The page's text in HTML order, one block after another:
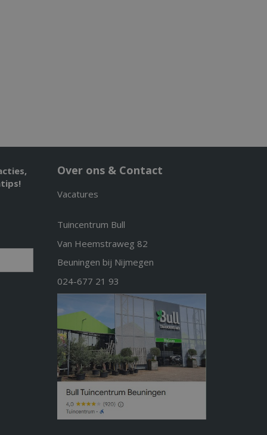
Over ons & Contact
Vacatures
Tuincentrum Bull
Van Heemstraweg 82
Beuningen bij Nijmegen
024-677 21 93